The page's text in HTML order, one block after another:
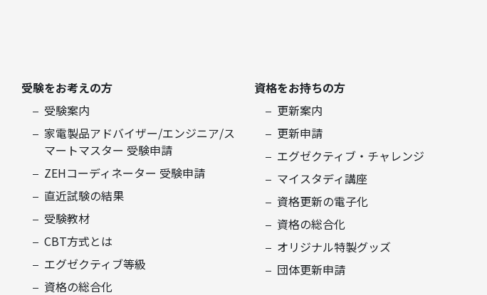
受験をお考えの方
受験案内
家電製品アドバイザー/エンジニア/ス
マートマスター 受験申請
ZEHコーディネーター 受験申請
直近試験の結果
受験教材
CBT方式とは
エグゼクティブ等級
資格の総合化
資格をお持ちの方
更新案内
更新申請
エグゼクティブ・チャレンジ
マイスタディ講座
資格更新の電子化
資格の総合化
オリジナル特製グッズ
団体更新申請